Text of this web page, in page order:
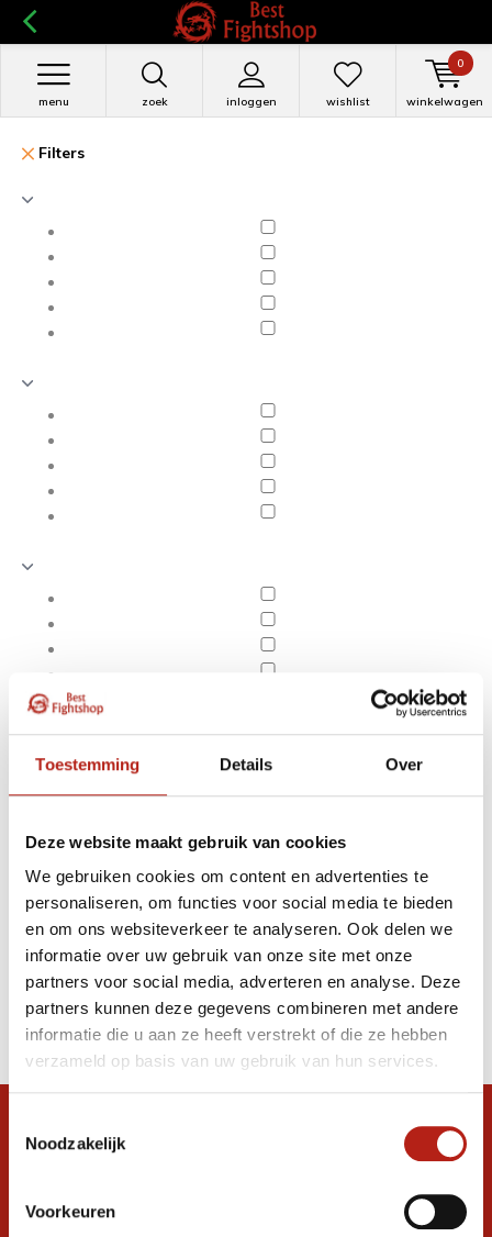
Toestemming Details Over
Deze website maakt gebruik van cookies
We gebruiken cookies om content en advertenties te
personaliseren, om functies voor social media te bieden
en om ons websiteverkeer te analyseren. Ook delen we
informatie over uw gebruik van onze site met onze
partners voor social media, adverteren en analyse. Deze
partners kunnen deze gegevens combineren met andere
informatie die u aan ze heeft verstrekt of die ze hebben
verzameld op basis van uw gebruik van hun services.
Noodzakelijk
Voorkeuren
zoek inloggen
menu wishlist winkelwagen
0
Filters
Apply filters Karate oefenwapens
Producten
Filter